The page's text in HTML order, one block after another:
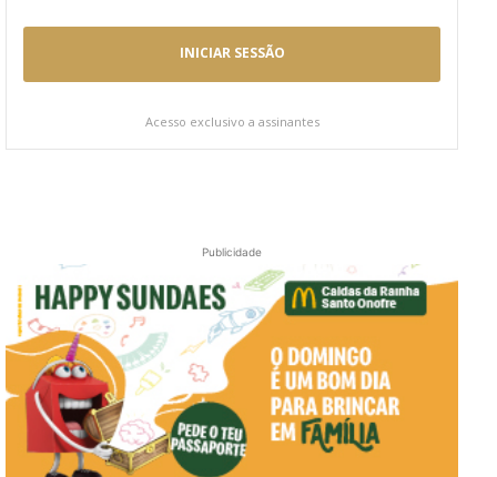
INICIAR SESSÃO
Acesso exclusivo a assinantes
Publicidade